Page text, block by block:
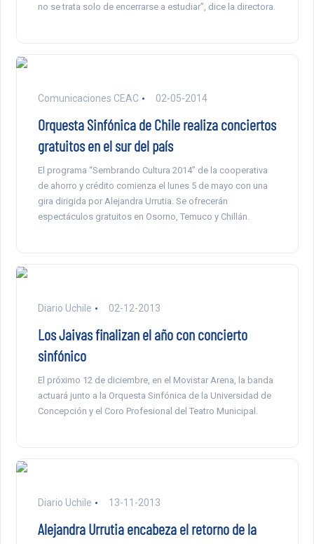
no se trata solo de encerrarse a estudiar”, dice la directora.
Comunicaciones CEAC 02-05-2014
Orquesta Sinfónica de Chile realiza conciertos
gratuitos en el sur del país
El programa “Sembrando Cultura 2014” de la cooperativa
de ahorro y crédito comienza el lunes 5 de mayo con una
gira dirigida por Alejandra Urrutia. Se ofrecerán
espectáculos gratuitos en Osorno, Temuco y Chillán.
Diario Uchile 02-12-2013
Los Jaivas finalizan el año con concierto
sinfónico
El próximo 12 de diciembre, en el Movistar Arena, la banda
actuará junto a la Orquesta Sinfónica de la Universidad de
Concepción y el Coro Profesional del Teatro Municipal.
Diario Uchile 13-11-2013
Alejandra Urrutia encabeza el retorno de la